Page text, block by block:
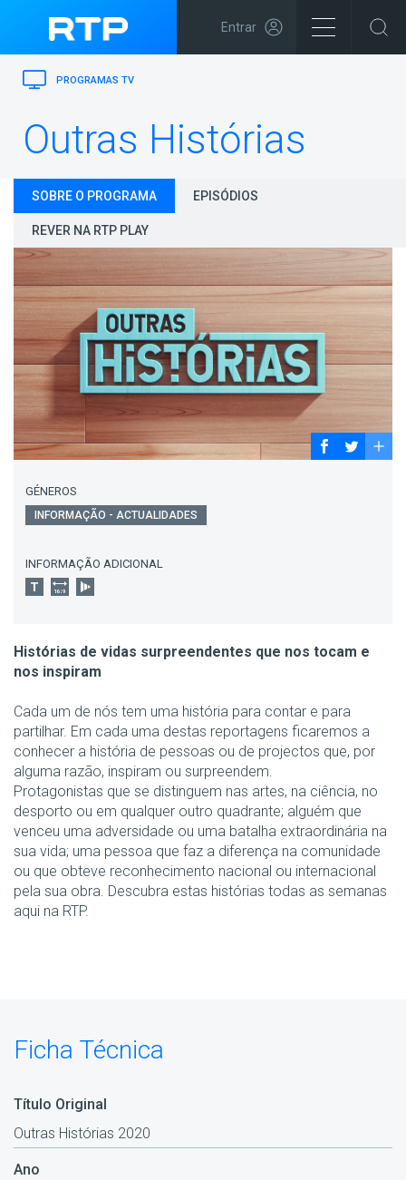
Entrar
PROGRAMAS TV
Outras Histórias
SOBRE O PROGRAMA EPISÓDIOS
REVER NA RTP PLAY
GÉNEROS
INFORMAÇÃO - ACTUALIDADES
INFORMAÇÃO ADICIONAL
Histórias de vidas surpreendentes que nos tocam e
nos inspiram
Cada um de nós tem uma história para contar e para
partilhar. Em cada uma destas reportagens ficaremos a
conhecer a história de pessoas ou de projectos que, por
alguma razão, inspiram ou surpreendem.
Protagonistas que se distinguem nas artes, na ciência, no
desporto ou em qualquer outro quadrante; alguém que
venceu uma adversidade ou uma batalha extraordinária na
sua vida; uma pessoa que faz a diferença na comunidade
ou que obteve reconhecimento nacional ou internacional
pela sua obra. Descubra estas histórias todas as semanas
aqui na RTP.
Ficha Técnica
Título Original
Outras Histórias 2020
Ano